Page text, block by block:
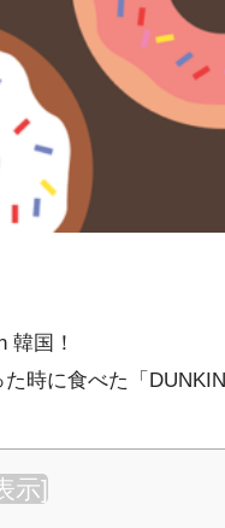
韓国！
時に食べた「
示]